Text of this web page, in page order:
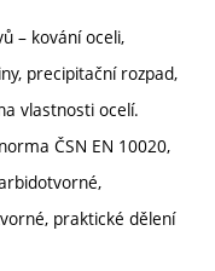
– kování oceli,
precipitační rozpad,
vlastnosti ocelí.
ČSN EN 10020,
praktické dělení